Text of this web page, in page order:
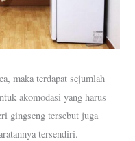
maka terdapat sejumlah
akomodasi yang harus
gingseng tersebut juga
tersendiri.